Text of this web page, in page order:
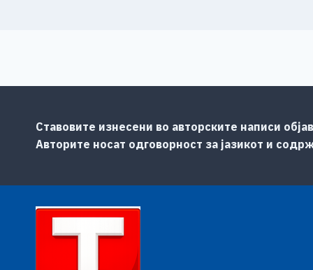
Ставовите изнесени во авторските написи
Авторите носат одговорност за јазикот и